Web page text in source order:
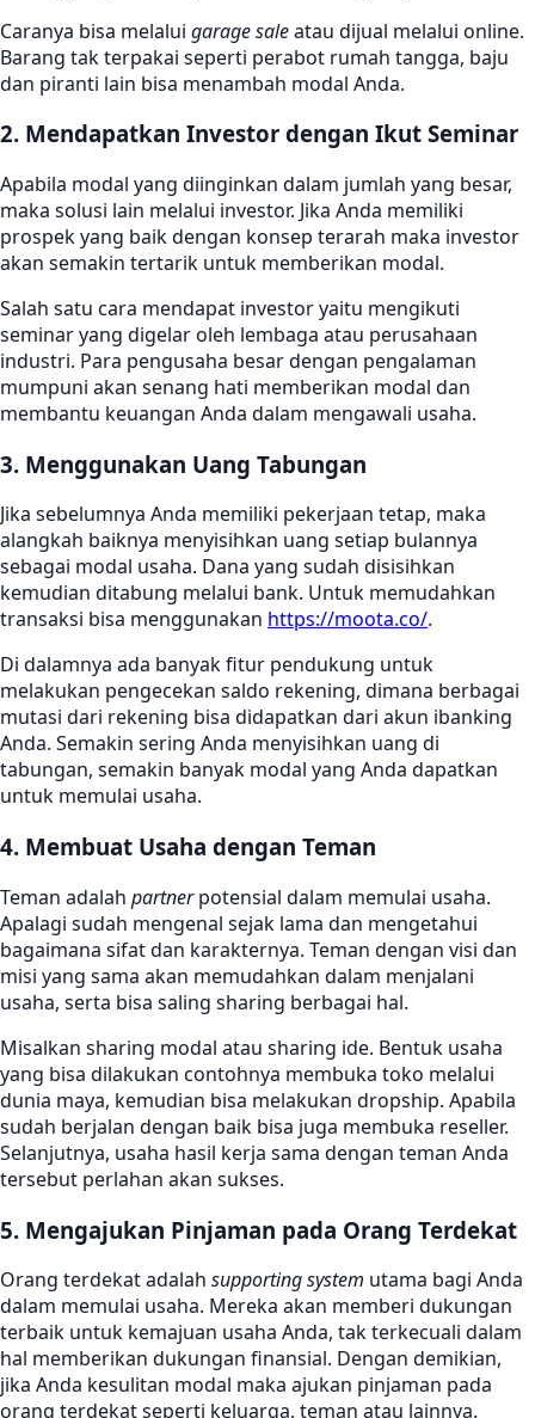
Caranya bisa melalui garage saleatau dijual melalui online.
Barang tak terpakai seperti perabot rumah tangga, baju
dan piranti lain bisa menambah modal Anda.
2. Mendapatkan Investor dengan Ikut Seminar
Apabila modal yang diinginkan dalam jumlah yang besar,
maka solusi lain melalui investor. Jika Anda memiliki
prospek yang baik dengan konsep terarah maka investor
akan semakin tertarik untuk memberikan modal.
Salah satu cara mendapat investor yaitu mengikuti
seminar yang digelar oleh lembaga atau perusahaan
industri. Para pengusaha besar dengan pengalaman
mumpuni akan senang hati memberikan modal dan
membantu keuangan Anda dalam mengawali usaha.
3. Menggunakan Uang Tabungan
Jika sebelumnya Anda memiliki pekerjaan tetap, maka
alangkah baiknya menyisihkan uang setiap bulannya
sebagai modal usaha. Dana yang sudah disisihkan
kemudian ditabung melalui bank. Untuk memudahkan
transaksi bisa menggunakan https://moota.co/.
Di dalamnya ada banyak fitur pendukung untuk
melakukan pengecekan saldo rekening, dimana berbagai
mutasi dari rekening bisa didapatkan dari akun ibanking
Anda. Semakin sering Anda menyisihkan uang di
tabungan, semakin banyak modal yang Anda dapatkan
untuk memulai usaha.
4. Membuat Usaha dengan Teman
Teman adalah partnerpotensial dalam memulai usaha.
Apalagi sudah mengenal sejak lama dan mengetahui
bagaimana sifat dan karakternya. Teman dengan visi dan
misi yang sama akan memudahkan dalam menjalani
usaha, serta bisa saling sharing berbagai hal.
Misalkan sharing modal atau sharing ide. Bentuk usaha
yang bisa dilakukan contohnya membuka toko melalui
dunia maya, kemudian bisa melakukan dropship. Apabila
sudah berjalan dengan baik bisa juga membuka reseller.
Selanjutnya, usaha hasil kerja sama dengan teman Anda
tersebut perlahan akan sukses.
5. Mengajukan Pinjaman pada Orang Terdekat
Orang terdekat adalah supporting system utama bagi Anda
dalam memulai usaha. Mereka akan memberi dukungan
terbaik untuk kemajuan usaha Anda, tak terkecuali dalam
hal memberikan dukungan finansial. Dengan demikian,
jika Anda kesulitan modal maka ajukan pinjaman pada
orang terdekat seperti keluarga, teman atau lainnya.